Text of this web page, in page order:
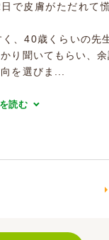
で皮膚がただれて
、40歳くらいの先
り聞いてもらい、余
を選びま...
読む